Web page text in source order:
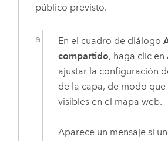
público previsto.
En el cuadro de diálogo
compartido, haga clic en
ajustar la configuración
de la capa, de modo que
visibles en el mapa web.
Aparece un mensaje si